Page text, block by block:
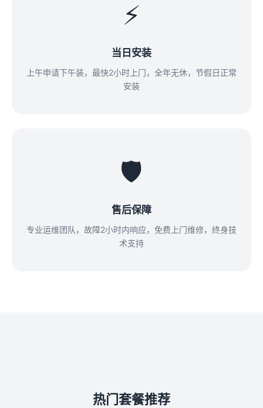
⚡
当日安装
上午申请下午装，最快2小时上门，全年无休，节假日正常
安装
🛡️
售后保障
专业运维团队，故障2小时内响应，免费上门维修，终身技
术支持
热门套餐推荐